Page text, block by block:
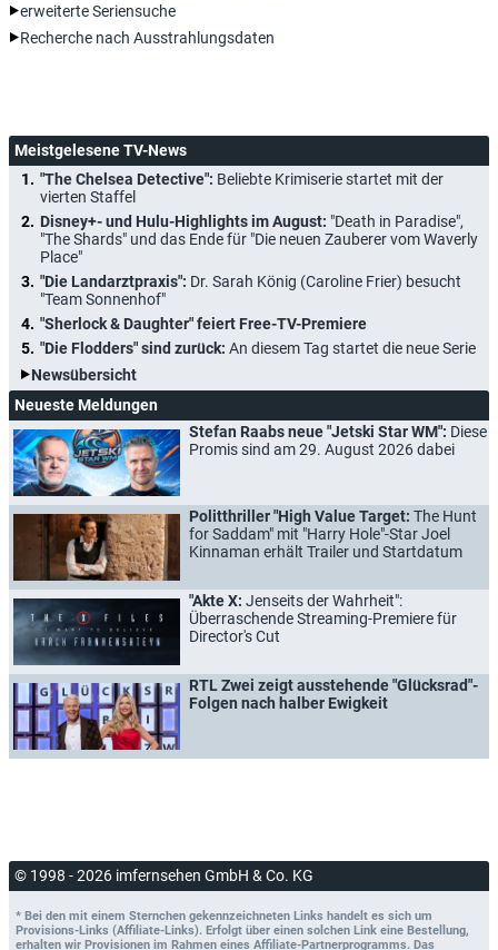
erweiterte Seriensuche
Recherche nach Ausstrahlungsdaten
Meistgelesene TV-News
"The Chelsea Detective": Beliebte Krimiserie startet mit der
vierten Staffel
Disney+- und Hulu-Highlights im August: "Death in Paradise",
"The Shards" und das Ende für "Die neuen Zauberer vom Waverly
Place"
"Die Landarztpraxis": Dr. Sarah König (Caroline Frier) besucht
"Team Sonnenhof"
"Sherlock & Daughter" feiert Free-TV-Premiere
"Die Flodders" sind zurück: An diesem Tag startet die neue Serie
Newsübersicht
Neueste Meldungen
Stefan Raabs neue "Jetski Star WM": Diese
Promis sind am 29. August 2026 dabei
Politthriller "High Value Target: The Hunt
for Saddam" mit "Harry Hole"-Star Joel
Kinnaman erhält Trailer und Startdatum
"Akte X: Jenseits der Wahrheit":
Überraschende Streaming-Premiere für
Director's Cut
RTL Zwei zeigt ausstehende "Glücksrad"-
Folgen nach halber Ewigkeit
© 1998 - 2026 imfernsehen GmbH & Co. KG
* Bei den mit einem Sternchen gekennzeichneten Links handelt es sich um
Provisions-Links (Affiliate-Links). Erfolgt über einen solchen Link eine Bestellung,
erhalten wir Provisionen im Rahmen eines Affiliate-Partnerprogramms. Das